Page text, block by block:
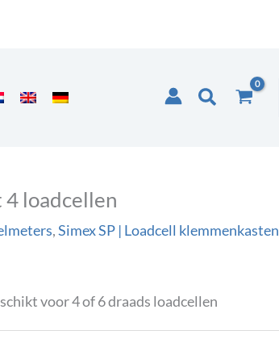
Zoeken
4 loadcellen
,Simex SP | Loadcell klemmenkasten
voor 4 of 6 draads loadcellen